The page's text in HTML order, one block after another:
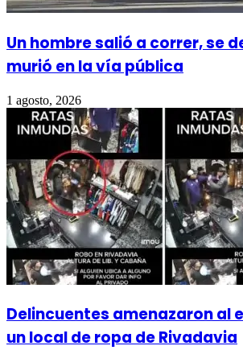
Un hombre salió a correr, se
murió en la vía pública
1 agosto, 2026
Delincuentes amenazaron al
un local de ropa de Rivadavia